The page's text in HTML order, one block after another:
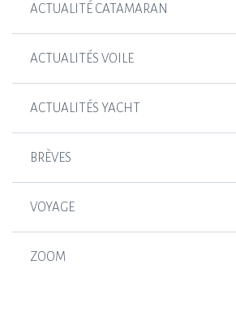
ACTUALITÉ CATAMARAN
ACTUALITÉS VOILE
ACTUALITÉS YACHT
BRÈVES
VOYAGE
ZOOM